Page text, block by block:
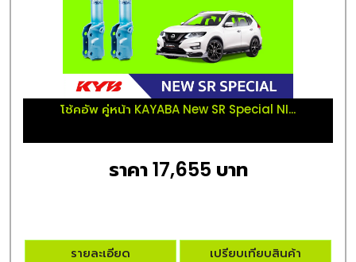
โช้คอัพ คู่หน้า KAYABA New SR Special NI...
ราคา 17,655 บาท
รายละเอียด เปรียบเทียบสินค้า